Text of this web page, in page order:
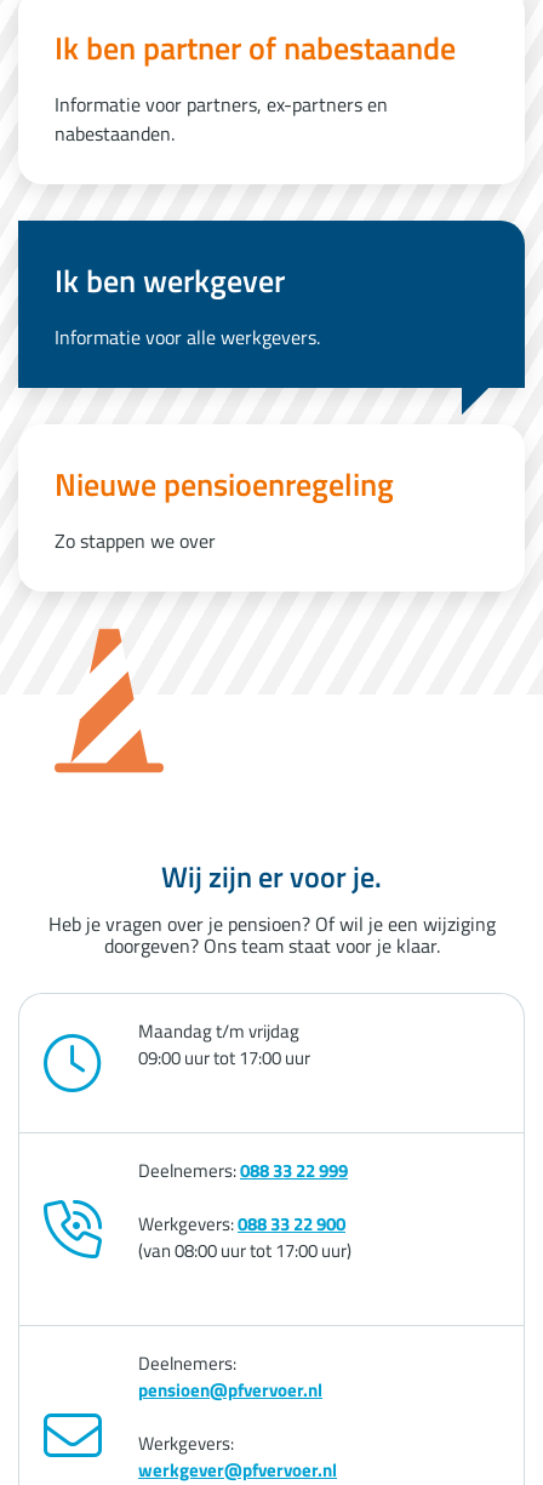
Ik ben partner of nabestaande
Informatie voor partners, ex-partners en
nabestaanden.
Ik ben werkgever
Informatie voor alle werkgevers.
Nieuwe pensioenregeling
Zo stappen we over
Wij zijn er voor je.
Heb je vragen over je pensioen? Of wil je een wijziging
doorgeven? Ons team staat voor je klaar.
Maandag t/m vrijdag
09:00 uur tot 17:00 uur
Deelnemers:088 33 22 999
Werkgevers:088 33 22 900
(van 08:00 uur tot 17:00 uur)
Deelnemers:
pensioen@pfvervoer.nl
Werkgevers:
werkgever@pfvervoer.nl